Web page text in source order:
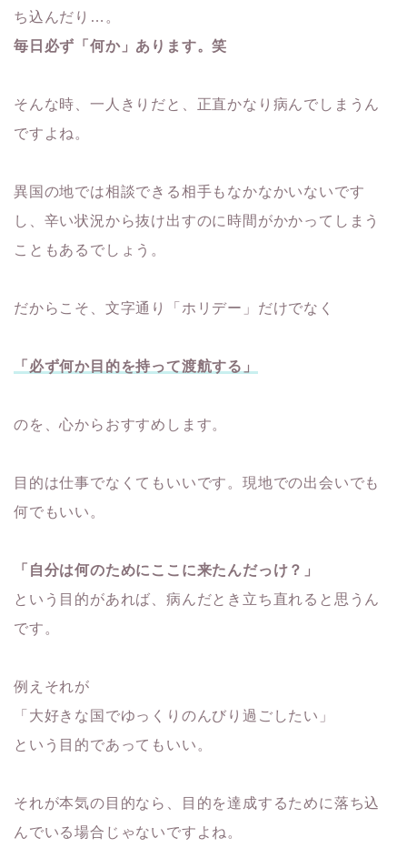
ち込んだり…。
毎日必ず「何か」あります。笑
そんな時、一人きりだと、正直かなり病んでしまうん
ですよね。
異国の地では相談できる相手もなかなかいないです
し、辛い状況から抜け出すのに時間がかかってしまう
こともあるでしょう。
だからこそ、文字通り「ホリデー」だけでなく
「必ず何か目的を持って渡航する」
のを、心からおすすめします。
目的は仕事でなくてもいいです。現地での出会いでも
何でもいい。
「自分は何のためにここに来たんだっけ？」
という目的があれば、病んだとき立ち直れると思うん
です。
例えそれが
「大好きな国でゆっくりのんびり過ごしたい」
という目的であってもいい。
それが本気の目的なら、目的を達成するために落ち込
んでいる場合じゃないですよね。